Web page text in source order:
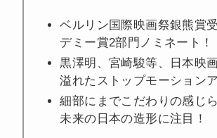
ベルリン国際映画祭銀熊賞
デミー賞2部門ノミネート！
黒澤明、宮崎駿等、日本映
溢れたストップモーション
細部にまでこだわりの感じ
未来の日本の造形に注目！